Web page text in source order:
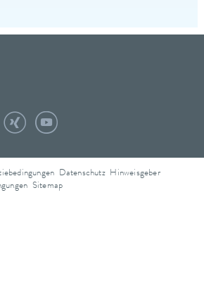
Datenschutz Hinweisgeber
Sitemap